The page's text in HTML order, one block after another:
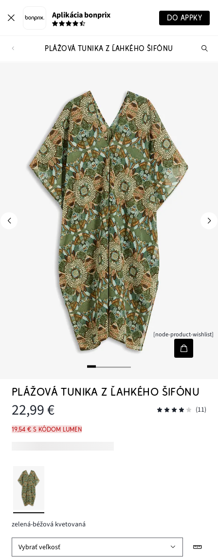
Aplikácia bonprix DO APPKY
PLÁŽOVÁ TUNIKA Z ĽAHKÉHO ŠIFÓNU
[node-product-wishlist]
PLÁŽOVÁ TUNIKA Z ĽAHKÉHO ŠIFÓNU
22,99 € (11)
19,54 € s kódom LUMEN
zelená-béžová kvetovaná
Vybrať veľkosť